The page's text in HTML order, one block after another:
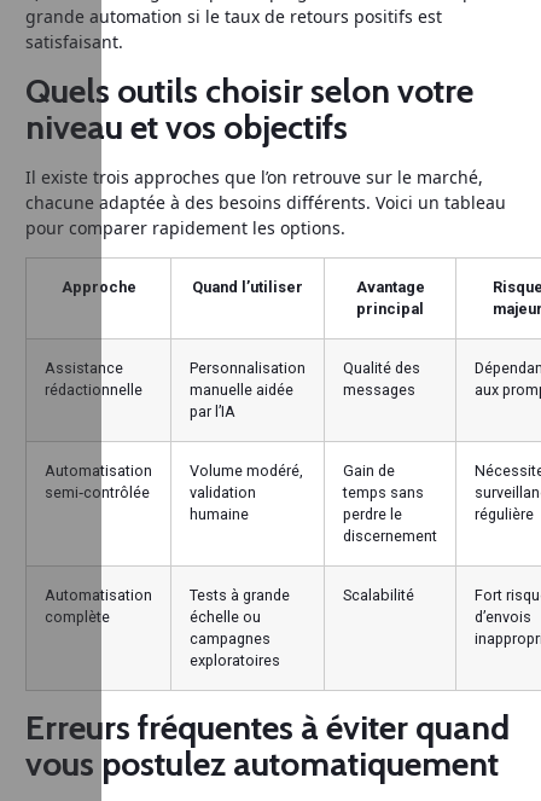
grande automation si le taux de retours positifs est
satisfaisant.
Quels outils choisir selon votre
niveau et vos objectifs
Il existe trois approches que l’on retrouve sur le marché,
chacune adaptée à des besoins différents. Voici un tableau
pour comparer rapidement les options.
Approche Quand l’utiliser
Avantage
principal
Assistance
rédactionnelle
Personnalisation
manuelle aidée
par l’IA
Qualité des
messages
aux
Automatisation
semi‑contrôlée
Volume modéré,
validation
humaine
Gain de
temps sans
perdre le
discernement
régulière
Automatisation
complète
Tests à grande
échelle ou
campagnes
exploratoires
Scalabilité
Fort
d’envois
Erreurs fréquentes à éviter quand
vous postulez automatiquement